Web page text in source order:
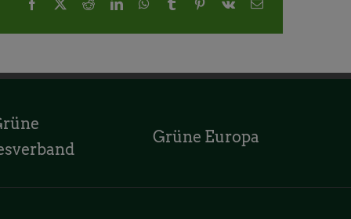
Facebook RedditLinkedInWhatsApp
Tumblr Pinterest
Vk
E-
Grüne Europa